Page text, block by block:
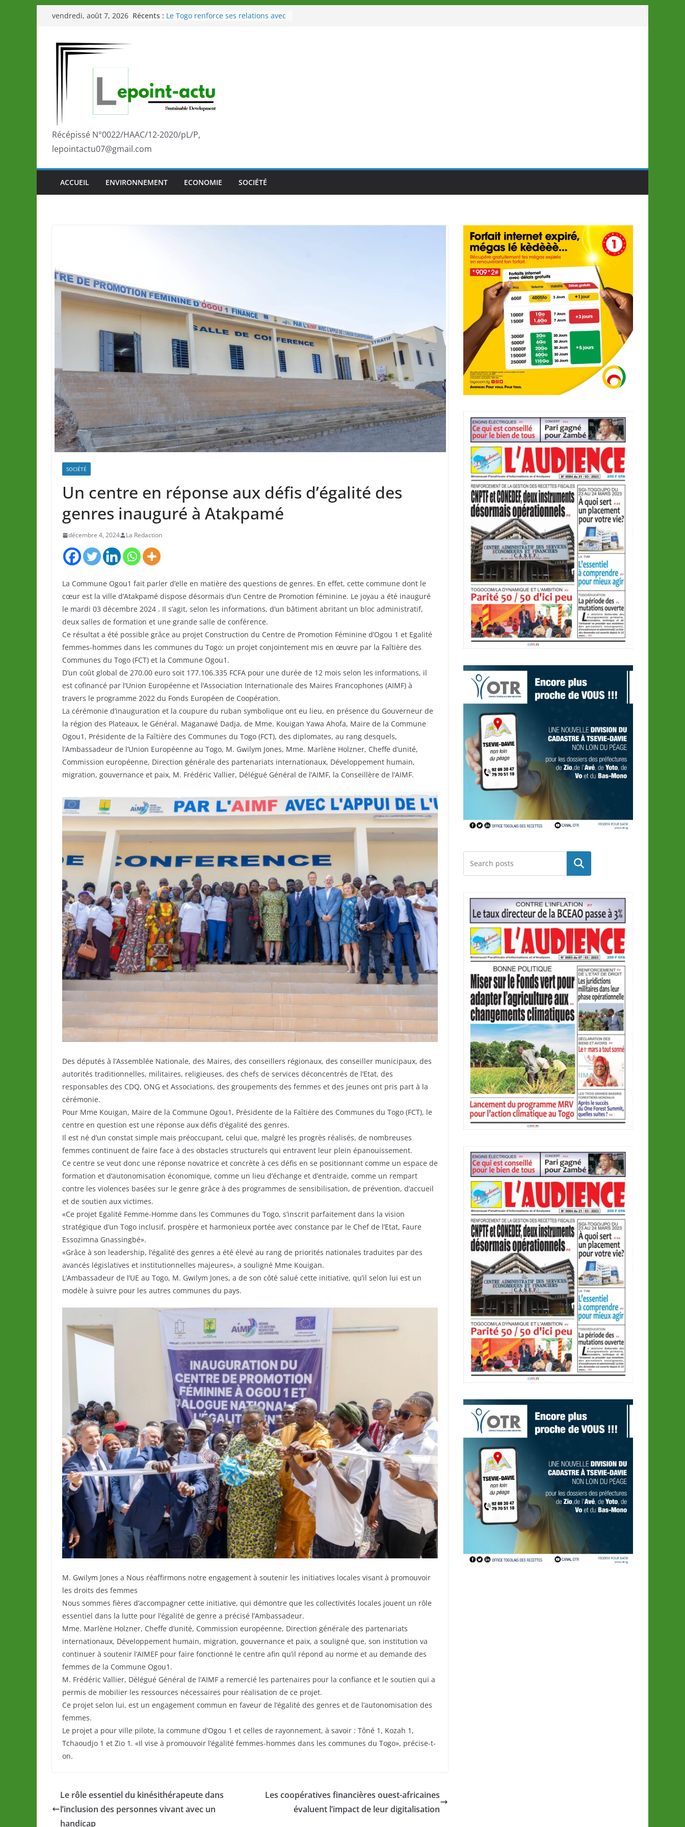
Passer
contenu
vendredi, août 7, 2026 Récents : Le Togo renforce ses relations avec
marque de confiance au Togo sur
la scène internationale au-delà des
performances de ses athlètes
développement?
Récépissé N°0022/HAAC/12-2020/pL/P,
lepointactu07@gmail.com
ACCUEIL ENVIRONNEMENT ECONOMIE SOCIÉTÉ
SOCIÉTÉ
Un centre en réponse aux défis d’égalité des
genres inauguré à Atakpamé
décembre 4, 2024 La Redaction
La Commune Ogou1 fait parler d’elle en matière des questions de genres. En effet, cette commune dont le
cœur est la ville d’Atakpamé dispose désormais d’un Centre de Promotion féminine. Le joyau a été inauguré
le mardi 03 décembre 2024 . Il s’agit, selon les informations, d’un bâtiment abritant un bloc administratif,
deux salles de formation et une grande salle de conférence.
Ce résultat a été possible grâce au projet Construction du Centre de Promotion Féminine d’Ogou 1 et Egalité
femmes-hommes dans les communes du Togo: un projet conjointement mis en œuvre par la Faîtière des
Communes du Togo (FCT) et la Commune Ogou1.
D’un coût global de 270.00 euro soit 177.106.335 FCFA pour une durée de 12 mois selon les informations, il
est cofinancé par l’Union Européenne et l’Association Internationale des Maires Francophones (AIMF) à
travers le programme 2022 du Fonds Européen de Coopération.
La cérémonie d’inauguration et la coupure du ruban symbolique ont eu lieu, en présence du Gouverneur de
la région des Plateaux, le Général. Maganawé Dadja, de Mme. Kouigan Yawa Ahofa, Maire de la Commune
Ogou1, Présidente de la Faîtière des Communes du Togo (FCT), des diplomates, au rang desquels,
l’Ambassadeur de l’Union Européenne au Togo, M. Gwilym Jones, Mme. Marlène Holzner, Cheffe d’unité,
Commission européenne, Direction générale des partenariats internationaux, Développement humain,
migration, gouvernance et paix, M. Frédéric Vallier, Délégué Général de l’AIMF, la Conseillère de l’AIMF.
Des députés à l’Assemblée Nationale, des Maires, des conseillers régionaux, des conseiller municipaux, des
autorités traditionnelles, militaires, religieuses, des chefs de services déconcentrés de l’Etat, des
responsables des CDQ, ONG et Associations, des groupements des femmes et des jeunes ont pris part à la
cérémonie.
Pour Mme Kouigan, Maire de la Commune Ogou1, Présidente de la Faîtière des Communes du Togo (FCT), le
centre en question est une réponse aux défis d’égalité des genres.
Il est né d’un constat simple mais préoccupant, celui que, malgré les progrès réalisés, de nombreuses
femmes continuent de faire face à des obstacles structurels qui entravent leur plein épanouissement.
Ce centre se veut donc une réponse novatrice et concrète à ces défis en se positionnant comme un espace de
formation et d’autonomisation économique, comme un lieu d’échange et d’entraide, comme un rempart
contre les violences basées sur le genre grâce à des programmes de sensibilisation, de prévention, d’accueil
et de soutien aux victimes.
«Ce projet Egalité Femme-Homme dans les Communes du Togo, s’inscrit parfaitement dans la vision
stratégique d’un Togo inclusif, prospère et harmonieux portée avec constance par le Chef de l’Etat, Faure
Essozimna Gnassingbé».
«Grâce à son leadership, l’égalité des genres a été élevé au rang de priorités nationales traduites par des
avancés législatives et institutionnelles majeures», a souligné Mme Kouigan.
L’Ambassadeur de l’UE au Togo, M. Gwilym Jones, a de son côté salué cette initiative, qu’il selon lui est un
modèle à suivre pour les autres communes du pays.
M. Gwilym Jones a Nous réaffirmons notre engagement à soutenir les initiatives locales visant à promouvoir
les droits des femmes
Nous sommes fières d’accompagner cette initiative, qui démontre que les collectivités locales jouent un rôle
essentiel dans la lutte pour l’égalité de genre a précisé l’Ambassadeur.
Mme. Marlène Holzner, Cheffe d’unité, Commission européenne, Direction générale des partenariats
internationaux, Développement humain, migration, gouvernance et paix, a souligné que, son institution va
continuer à soutenir l’AIMEF pour faire fonctionné le centre afin qu’il répond au norme et au demande des
femmes de la Commune Ogou1.
M. Frédéric Vallier, Délégué Général de l’AIMF a remercié les partenaires pour la confiance et le soutien qui a
permis de mobilier les ressources nécessaires pour réalisation de ce projet.
Ce projet selon lui, est un engagement commun en faveur de l’égalité des genres et de l’autonomisation des
femmes.
Le projet a pour ville pilote, la commune d’Ogou 1 et celles de rayonnement, à savoir : Tôné 1, Kozah 1,
Tchaoudjo 1 et Zio 1. «Il vise à promouvoir l’égalité femmes-hommes dans les communes du Togo», précise-t-
on.
Le rôle essentiel du kinésithérapeute dans
l’inclusion des personnes vivant avec un
handicap
Les coopératives financières ouest-africaines
évaluent l’impact de leur digitalisation
Rechercher